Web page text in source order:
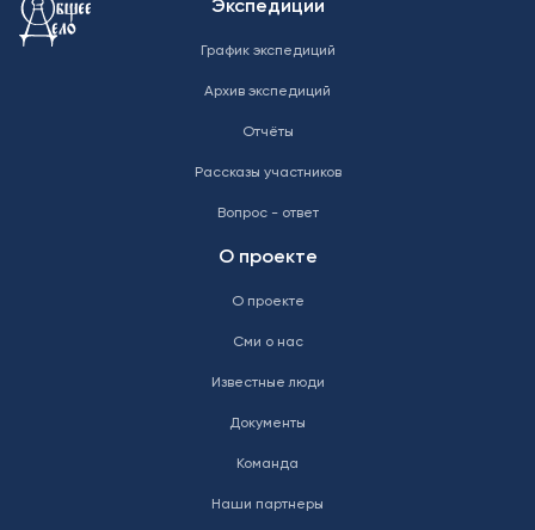
Экспедиции
График экспедиций
Архив экспедиций
Отчёты
Рассказы участников
Вопрос - ответ
О проекте
О проекте
Сми о нас
Известные люди
Документы
Команда
Наши партнеры